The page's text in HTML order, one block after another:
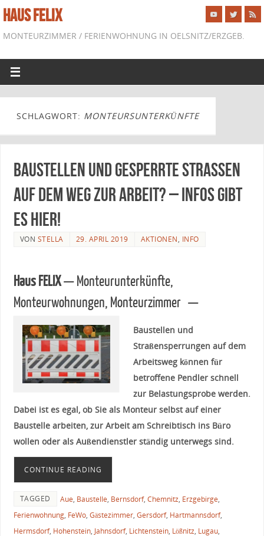
HAUS FELIX
MONTEURZIMMER / FERIENWOHNUNG IN OELSNITZ/ERZGEB.
SCHLAGWORT: MONTEURSUNTERKÜNFTE
Baustellen und gesperrte Straßen
auf dem Weg zur Arbeit? – Infos gibt
es hier!
VON STELLA 29. APRIL 2019 AKTIONEN, INFO
Haus FELIX— Monteurunterkünfte,
Monteurwohnungen, Monteurzimmer —
Baustellen und
Straßensperrungen auf dem
Arbeitsweg können für
betroffene Pendler schnell
zur Belastungsprobe werden.
Dabei ist es egal, ob Sie als Monteur selbst auf einer
Baustelle arbeiten, zur Arbeit am Schreibtisch ins Büro
wollen oder als Außendienstler ständig unterwegs sind.
CONTINUE READING
TAGGED Aue, Baustelle, Bernsdorf, Chemnitz, Erzgebirge,
Ferienwohnung, FeWo, Gästezimmer, Gersdorf, Hartmannsdorf,
Hermsdorf, Hohenstein, Jahnsdorf, Lichtenstein, Lößnitz, Lugau,